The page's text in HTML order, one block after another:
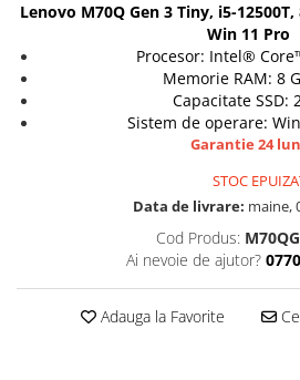
Calculatoare All-in-One NOI
All-in-One REFURBISHED
Calculatoare All-in-One RENEW
Componente All-in-One
Lenovo M70Q Gen 3 Tiny, i5-12500T,
Win 11 Pro
Procesor: Intel®
Memorie RAM: 8
Capacitate SSD:
Sistem de operare:
Garantie 24
STOC
Data de livrare: maine,
Cod Produs:
Ai nevoie de ajutor?
Adauga la Favorite